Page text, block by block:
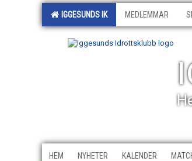
IGGESUNDS IK MEDLEMMAR
HEM NYHETER KALENDER